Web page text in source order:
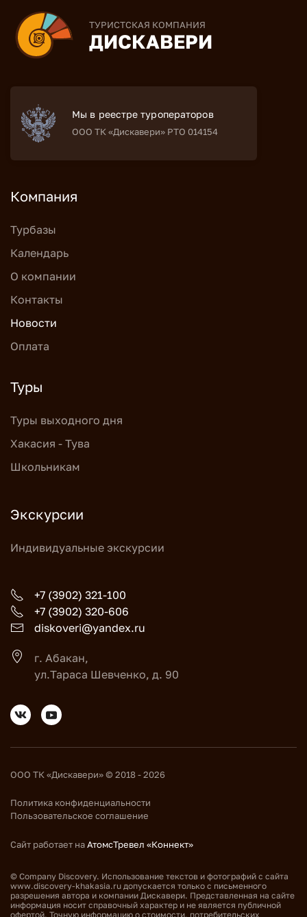
ТУРИСТСКАЯ КОМПАНИЯ
ДИСКАВЕРИ
Мы в реестре туроператоров
ООО ТК «Дискавери» РТО 014154
Компания
Турбазы
Календарь
О компании
Контакты
Новости
Оплата
Туры
Туры выходного дня
Хакасия - Тува
Школьникам
Экскурсии
Индивидуальные экскурсии
+7 (3902) 321-100
+7 (3902) 320-606
diskoveri@yandex.ru
г. Абакан,
ул.Тараса Шевченко, д. 90
ООО ТК «Дискавери» © 2018 - 2026
Политика конфиденциальности
Пользовательское соглашение
Сайт работает наАтомсТревел «Коннект»
© Company Discovery. Использование текстов и фотографий с сайта
www.discovery-khakasia.ru допускается только с письменного
разрешения автора и компании Дискавери. Представленная на сайте
информация носит справочный характер и не является публичной
офертой. Точную информацию о стоимости, потребительских